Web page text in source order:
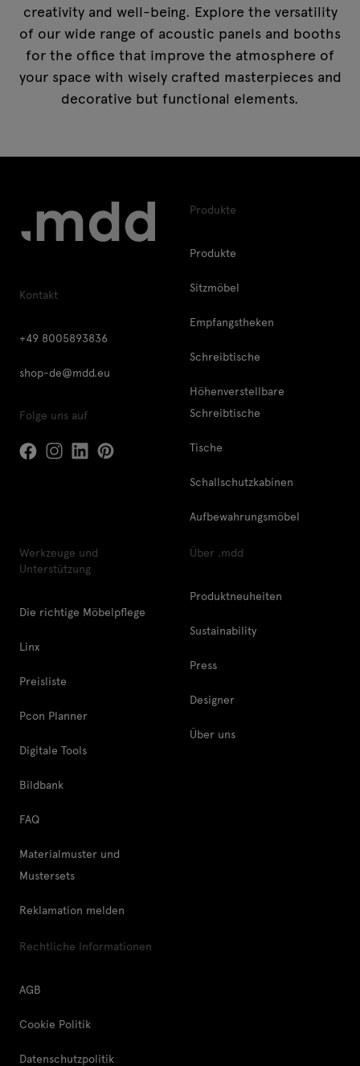
creativity and well-being. Explore the versatility
of our wide range of acoustic panels and booths
for the office that improve the atmosphere of
your space with wisely crafted masterpieces and
decorative but functional elements.
Kontakt
+49 8005893836
shop-de@mdd.eu
Folge uns auf
Produkte
Produkte
Sitzmöbel
Empfangstheken
Schreibtische
Höhenverstellbare
Schreibtische
Tische
Schallschutzkabinen
Aufbewahrungsmöbel
Werkzeuge und
Unterstützung
Die richtige Möbelpflege
Linx
Preisliste
Pcon Planner
Digitale Tools
Bildbank
FAQ
Materialmuster und
Mustersets
Reklamation melden
Über .mdd
Produktneuheiten
Sustainability
Press
Designer
Über uns
Rechtliche Informationen
AGB
Cookie Politik
Datenschutzpolitik